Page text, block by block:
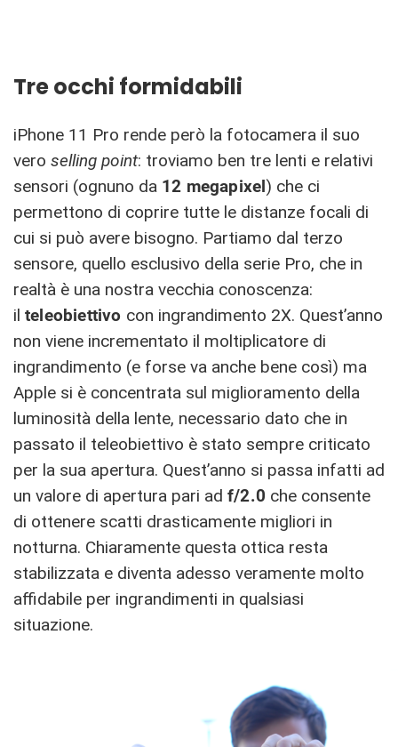
Tre occhi formidabili
iPhone 11 Pro rende però la fotocamera il suo
vero selling point: troviamo ben tre lenti e relativi
sensori (ognuno da 12 megapixel) che ci
permettono di coprire tutte le distanze focali di
cui si può avere bisogno. Partiamo dal terzo
sensore, quello esclusivo della serie Pro, che in
realtà è una nostra vecchia conoscenza:
il teleobiettivo con ingrandimento 2X. Quest’anno
non viene incrementato il moltiplicatore di
ingrandimento (e forse va anche bene così) ma
Apple si è concentrata sul miglioramento della
luminosità della lente, necessario dato che in
passato il teleobiettivo è stato sempre criticato
per la sua apertura. Quest’anno si passa infatti ad
un valore di apertura pari ad f/2.0 che consente
di ottenere scatti drasticamente migliori in
notturna. Chiaramente questa ottica resta
stabilizzata e diventa adesso veramente molto
affidabile per ingrandimenti in qualsiasi
situazione.